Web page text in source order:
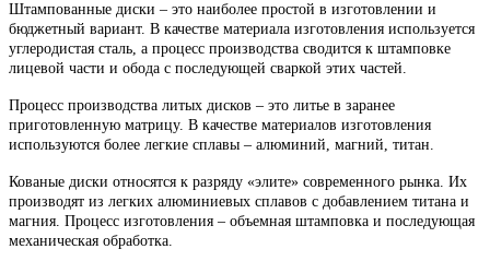
Штампованные диски – это наиболее простой в изготовлении и
бюджетный вариант. В качестве материала изготовления используется
углеродистая сталь, а процесс производства сводится к штамповке
лицевой части и обода с последующей сваркой этих частей.
Процесс производства литых дисков – это литье в заранее
приготовленную матрицу. В качестве материалов изготовления
используются более легкие сплавы – алюминий, магний, титан.
Кованые диски относятся к разряду «элите» современного рынка. Их
производят из легких алюминиевых сплавов с добавлением титана и
магния. Процесс изготовления – объемная штамповка и последующая
механическая обработка.